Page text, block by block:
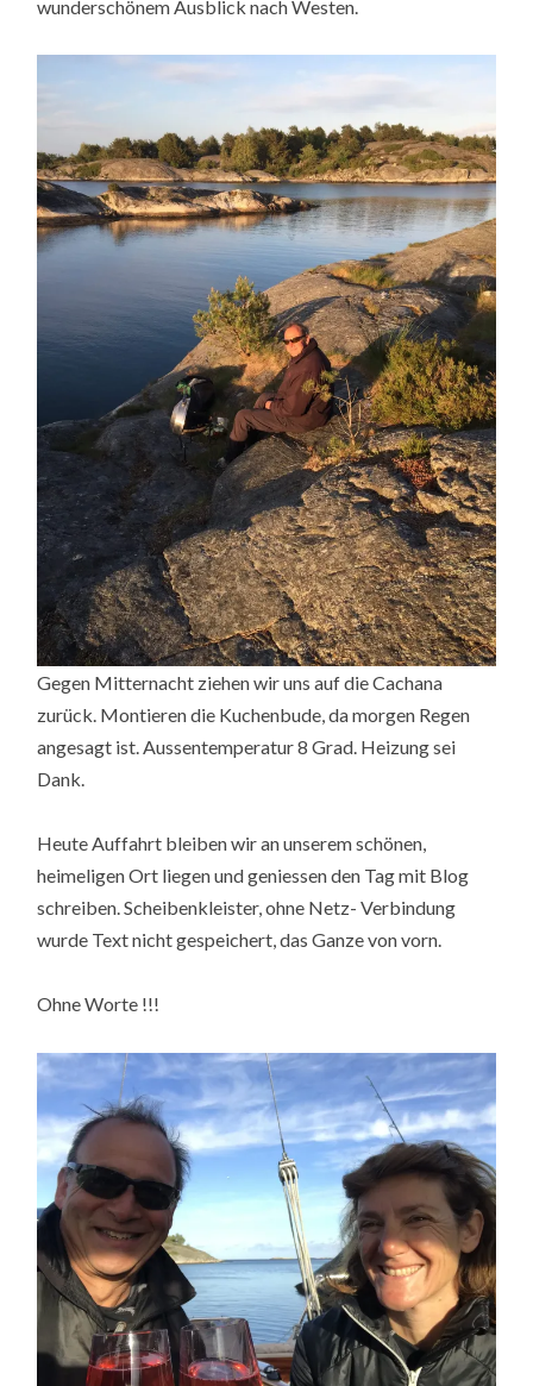
wunderschönem Ausblick nach Westen.
Gegen Mitternacht ziehen wir uns auf die Cachana
zurück. Montieren die Kuchenbude, da morgen Regen
angesagt ist. Aussentemperatur 8 Grad. Heizung sei
Dank.
Heute Auffahrt bleiben wir an unserem schönen,
heimeligen Ort liegen und geniessen den Tag mit Blog
schreiben. Scheibenkleister, ohne Netz- Verbindung
wurde Text nicht gespeichert, das Ganze von vorn.
Ohne Worte !!!